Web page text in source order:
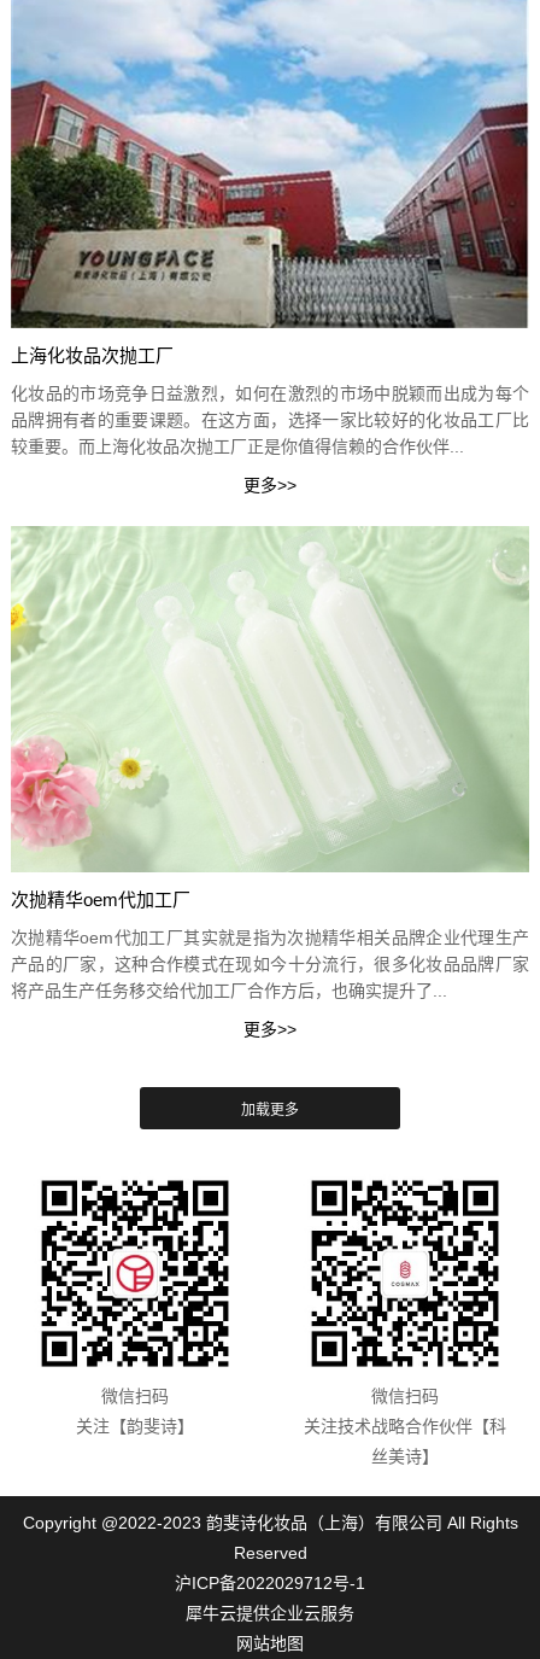
上海化妆品次抛工厂
化妆品的市场竞争日益激烈，如何在激烈的市场中脱颖而出成为每个
品牌拥有者的重要课题。在这方面，选择一家比较好的化妆品工厂比
较重要。而上海化妆品次抛工厂正是你值得信赖的合作伙伴...
次抛精华oem代加工厂
次抛精华oem代加工厂其实就是指为次抛精华相关品牌企业代理生产
产品的厂家，这种合作模式在现如今十分流行，很多化妆品品牌厂家
将产品生产任务移交给代加工厂合作方后，也确实提升了...
微信扫码
关注【韵斐诗】
微信扫码
关注技术战略合作伙伴【科
丝美诗】
Copyright @2022-2023 韵斐诗化妆品（上海）有限公司 All Rights
Reserved
沪ICP备2022029712号-1
犀牛云提供企业云服务
网站地图